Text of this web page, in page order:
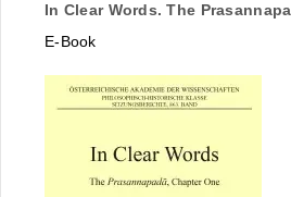
In Clear Words. The
E-Book